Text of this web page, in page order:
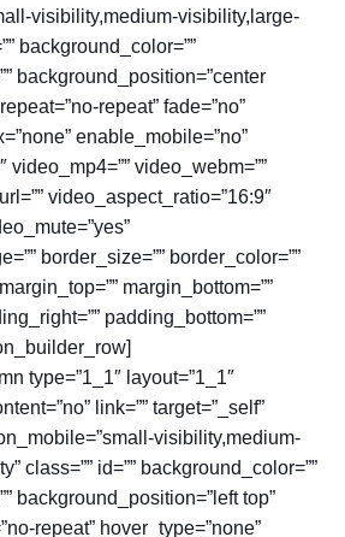
visibility,medium-visibility,large-
background_color=””
background_position=”center
repeat” fade=”no”
enable_mobile=”no”
video_mp4=”” video_webm=””
video_aspect_ratio=”16:9″
border_size=”” border_color=””
margin_bottom=””
padding_bottom=””
type=”1_1″ layout=”1_1″
link=”” target=”_self”
visibility,medium-
class=”” id=”” background_color=””
background_position=”left top”
repeat” hover_type=”none”